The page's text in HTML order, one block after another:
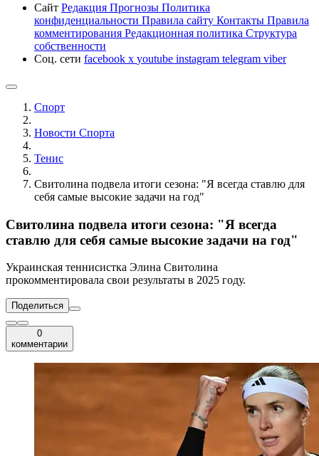
Сайт Редакция Прогнозы Политика
конфиденциальности Правила сайту Контакты Правила
комментирования Редакционная политика Структура
собственности
Соц. сети facebook x youtube instagram telegram viber
Спорт
Новости Cпорта
Тенис
Свитолина подвела итоги сезона: "Я всегда ставлю для
себя самые высокие задачи на год"
Свитолина подвела итоги сезона: "Я всегда
ставлю для себя самые высокие задачи на год"
Украинская теннисистка Элина Свитолина
прокомментировала свои результаты в 2025 году.
Поделиться
0
комментарии